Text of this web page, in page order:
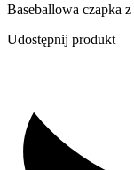
Baseballowa czapka
Udostępnij produkt